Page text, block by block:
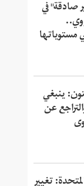
صادقة" في
مستوياتها
ینبغي
عن